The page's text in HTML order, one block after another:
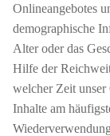
Onlineangebotes
demographische
Alter oder das
Hilfe der
welcher Zeit unser
Inhalte am